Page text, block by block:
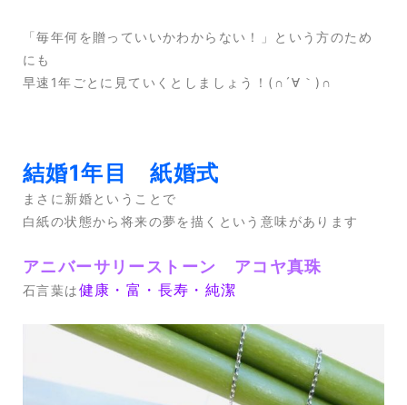
「毎年何を贈っていいかわからない！」という方のため
にも
早速1年ごとに見ていくとしましょう！(∩´∀｀)∩
結婚1年目 紙婚式
まさに新婚ということで
白紙の状態から将来の夢を描くという意味があります
アニバーサリーストーン アコヤ真珠
石言葉は健康・富・長寿・純潔